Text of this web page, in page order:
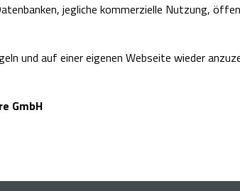
jegliche kommerzielle Nutzung,
und auf einer eigenen Webseite wieder
GmbH